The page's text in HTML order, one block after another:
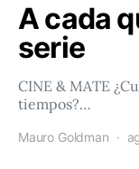
A cada
serie
CINE & MATE
tiempos?…
Mauro Goldman